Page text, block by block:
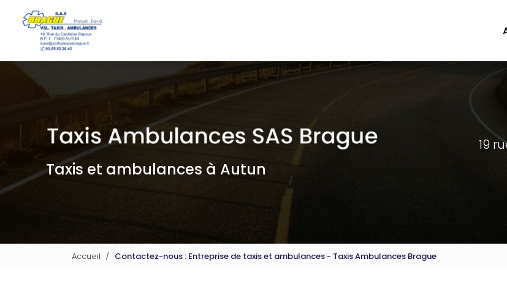
contenu
principal
Taxis et ambulances à Autun
19
Accueil Contactez-nous : Entreprise de taxis et ambulances - Taxis Ambulances Brague